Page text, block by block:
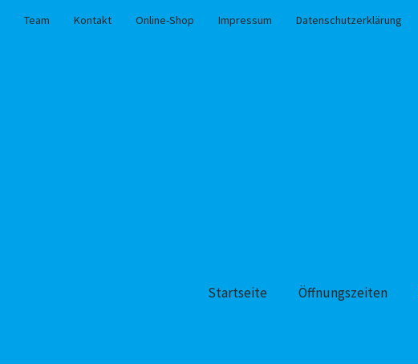
Team Kontakt Online-Shop Impressum Datenschutzerklärung
Startseite Öffnungszeiten